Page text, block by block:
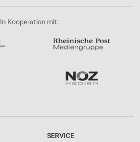
In Kooperation mit:
SERVICE